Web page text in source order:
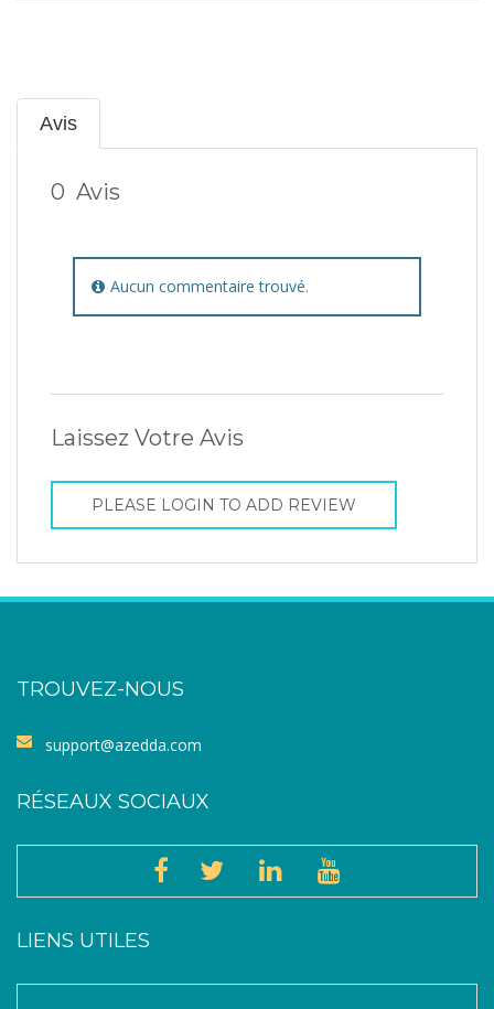
Avis
0 Avis
Aucun commentaire trouvé.
Laissez Votre Avis
PLEASE LOGIN TO ADD REVIEW
TROUVEZ-NOUS
support@azedda.com
RÉSEAUX SOCIAUX
LIENS UTILES